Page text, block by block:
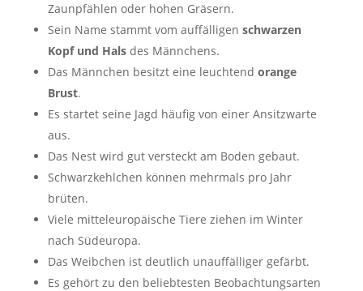
Zaunpfählen oder hohen Gräsern.
Sein Name stammt vom auffälligen schwarzen
Kopf und Halsdes Männchens.
Das Männchen besitzt eine leuchtend orange
Brust.
Es startet seine Jagd häufig von einer Ansitzwarte
aus.
Das Nest wird gut versteckt am Boden gebaut.
Schwarzkehlchen können mehrmals pro Jahr
brüten.
Viele mitteleuropäische Tiere ziehen im Winter
nach Südeuropa.
Das Weibchen ist deutlich unauffälliger gefärbt.
Es gehört zu den beliebtesten Beobachtungsarten